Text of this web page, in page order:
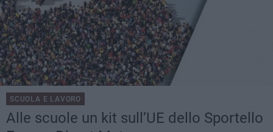
SCUOLA E LAVORO
Alle scuole un kit sull’UE dello Sportello